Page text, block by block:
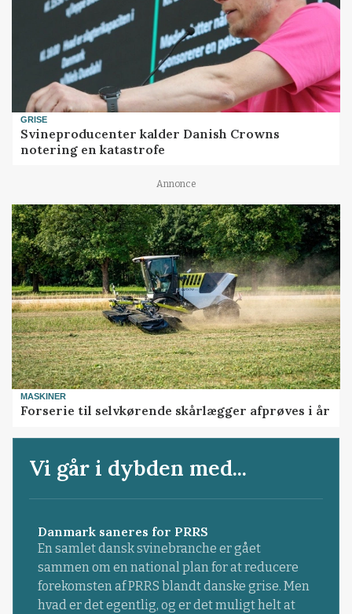
GRISE
Svineproducenter kalder Danish Crowns
notering en katastrofe
Annonce
MASKINER
Forserie til selvkørende skårlægger afprøves i år
Vi går i dybden med...
Danmark saneres for PRRS
En samlet dansk svinebranche er gået
sammen om en national plan for at reducere
forekomsten af PRRS blandt danske grise. Men
hvad er det egentlig, og er det muligt helt at